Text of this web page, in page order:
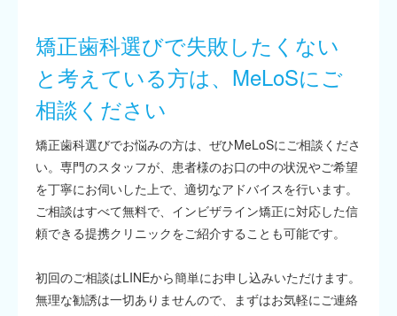
矯正歯科選びで失敗したくない
と考えている方は、MeLoSにご
相談ください
矯正歯科選びでお悩みの方は、ぜひMeLoSにご相談くださ
い。専門のスタッフが、患者様のお口の中の状況やご希望
を丁寧にお伺いした上で、適切なアドバイスを行います。
ご相談はすべて無料で、インビザライン矯正に対応した信
頼できる提携クリニックをご紹介することも可能です。
初回のご相談はLINEから簡単にお申し込みいただけます。
無理な勧誘は一切ありませんので、まずはお気軽にご連絡